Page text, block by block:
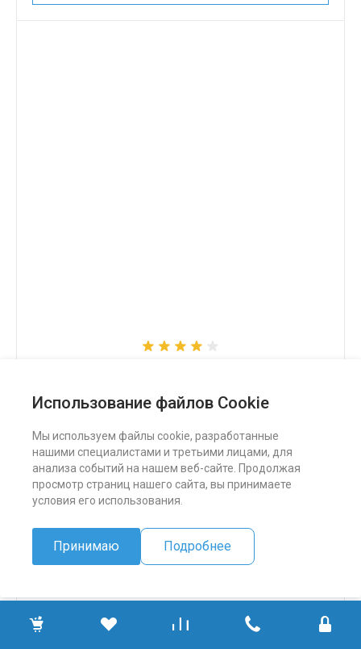
Использование файлов Cookie
Мы используем файлы cookie, разработанные
нашими специалистами и третьими лицами, для
анализа событий на нашем веб-сайте. Продолжая
просмотр страниц нашего сайта, вы принимаете
условия его использования.
Принимаю Подробнее
324 500 ₽
ПОДРОБНЕЕ